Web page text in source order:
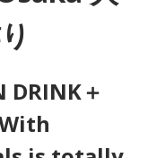
DRINK＋